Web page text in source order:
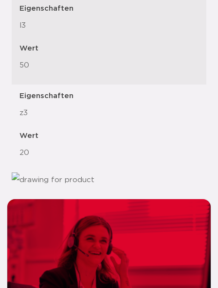
Eigenschaften
l3
Wert
50
Eigenschaften
z3
Wert
20